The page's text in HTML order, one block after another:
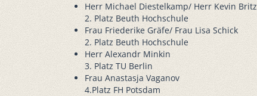
Herr Michael Diestelkamp/ Herr Kevin Britz
2. Platz Beuth Hochschule
Frau Friederike Gräfe/ Frau Lisa Schick
2. Platz Beuth Hochschule
Herr Alexandr Minkin
3. Platz TU Berlin
Frau Anastasja Vaganov
4.Platz FH Potsdam